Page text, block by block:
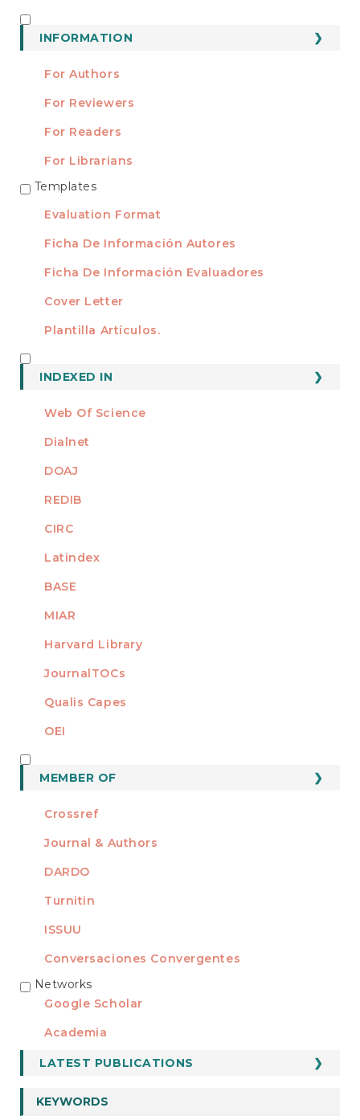
Submission
INFORMATION
For Authors
For Reviewers
For Readers
For Librarians
TEMPLATES
Templates
Evaluation Format
Ficha De Información Autores
Ficha De Información Evaluadores
Cover Letter
Plantilla Artículos.
INDEXED IN
Web Of Science
Dialnet
DOAJ
REDIB
CIRC
Latindex
BASE
MIAR
Harvard Library
JournalTOCs
Qualis Capes
OEI
MEMBER OF
Crossref
Journal & Authors
DARDO
Turnitin
ISSUU
Conversaciones Convergentes
REDES
Networks
Google Scholar
Academia
LATEST PUBLICATIONS
KEYWORDS